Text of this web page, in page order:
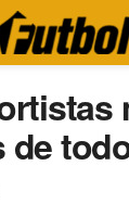
de